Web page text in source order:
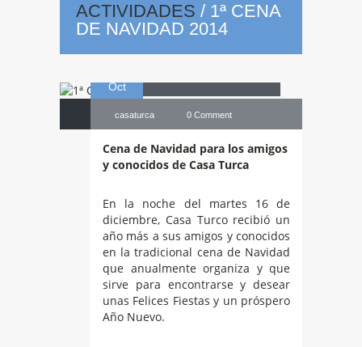
ACTIVIDADES / 1ª CENA
DE NAVIDAD 2014
Oct
1ªCena de
casaturca 0 Comment
Cena de Navidad para los amigos
y conocidos de Casa Turca
En la noche del martes 16 de
diciembre, Casa Turco recibió un
año más a sus amigos y conocidos
en la tradicional cena de Navidad
que anualmente organiza y que
sirve para encontrarse y desear
unas Felices Fiestas y un próspero
Año Nuevo.